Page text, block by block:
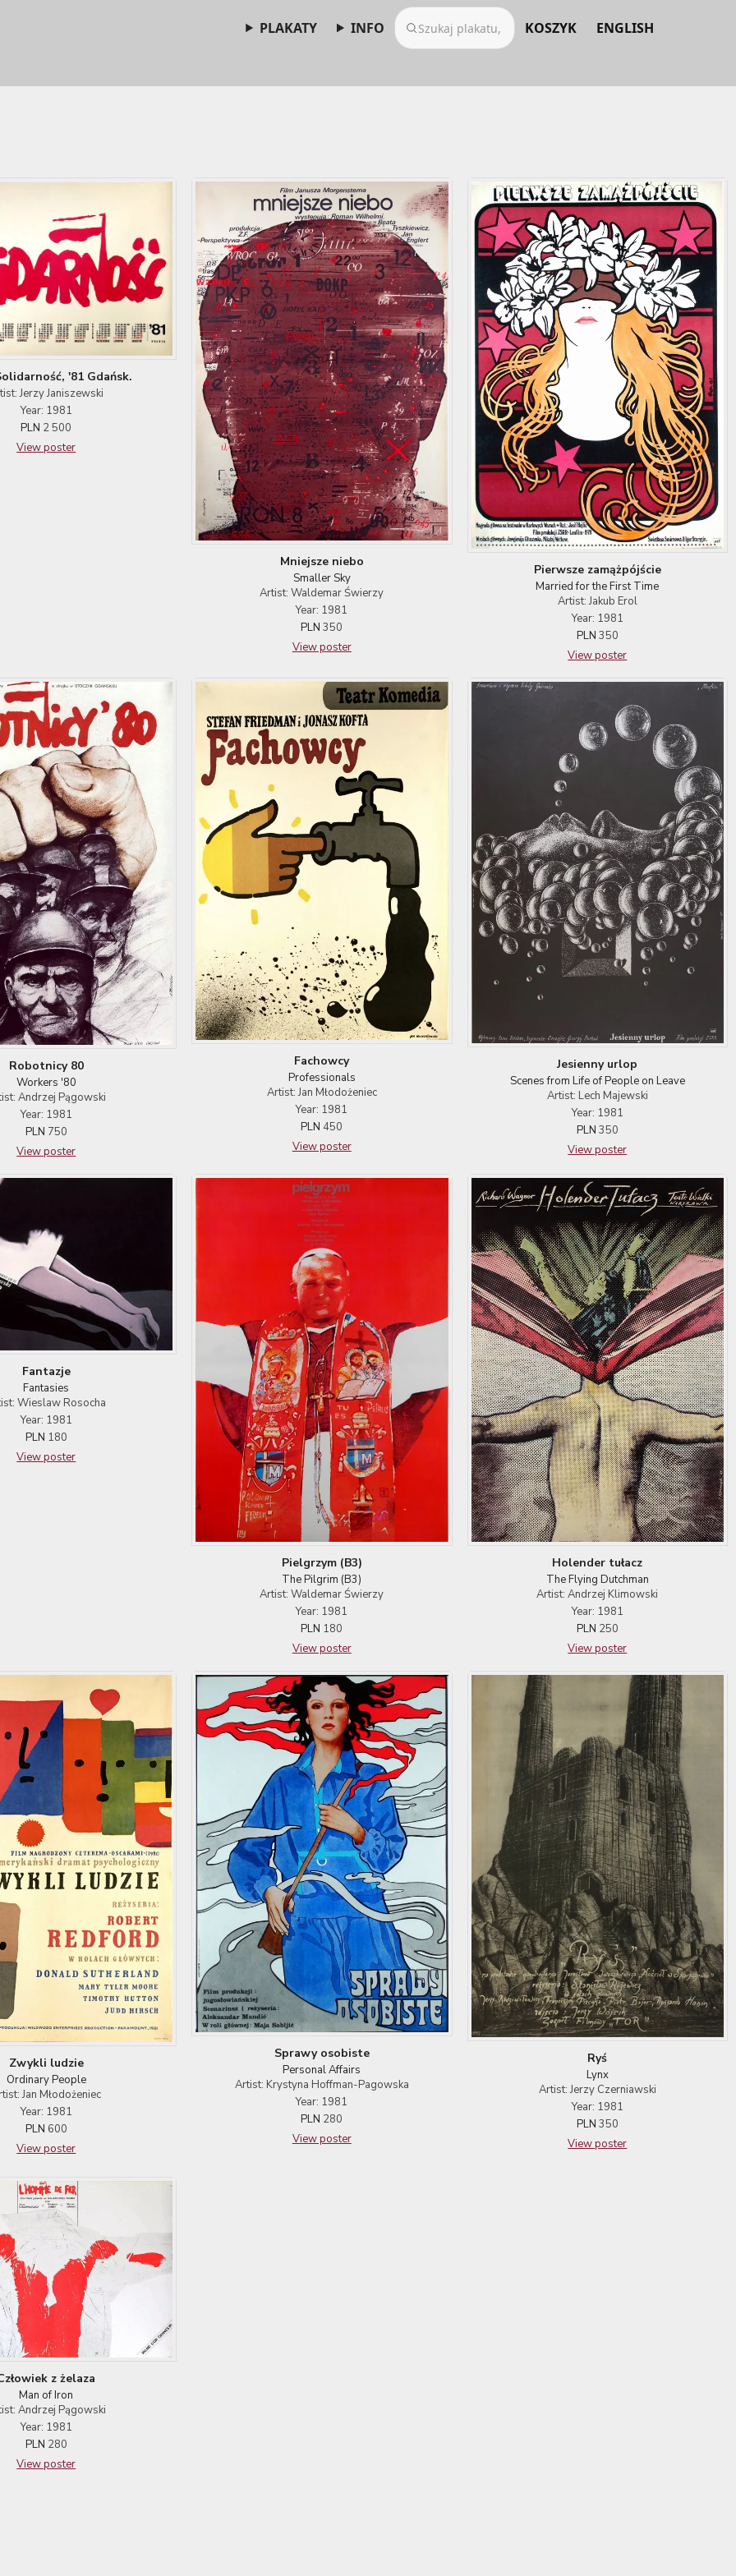
PLAKATY INFO KOSZYK ENGLISH
'81 Gdańsk.
Jerzy Janiszewski
Year: 1981
PLN 2 500
View poster
Mniejsze niebo
Smaller Sky
Artist: Waldemar Świerzy
Year: 1981
PLN 350
View poster
Pierwsze zamążpójście
Married for the First Time
Artist: Jakub Erol
Year: 1981
PLN 350
View poster
Robotnicy 80
Workers '80
Andrzej Pągowski
Year: 1981
PLN 750
View poster
Fachowcy
Professionals
Artist: Jan Młodożeniec
Year: 1981
PLN 450
View poster
Jesienny urlop
Scenes from Life of People on Leave
Artist: Lech Majewski
Year: 1981
PLN 350
View poster
Fantazje
Fantasies
Wieslaw Rosocha
Year: 1981
PLN 180
View poster
Pielgrzym (B3)
The Pilgrim (B3)
Artist: Waldemar Świerzy
Year: 1981
PLN 180
View poster
Holender tułacz
The Flying Dutchman
Artist: Andrzej Klimowski
Year: 1981
PLN 250
View poster
Zwykli ludzie
Ordinary People
Jan Młodożeniec
Year: 1981
PLN 600
View poster
Sprawy osobiste
Personal Affairs
Artist: Krystyna Hoffman-Pagowska
Year: 1981
PLN 280
View poster
Ryś
Lynx
Artist: Jerzy Czerniawski
Year: 1981
PLN 350
View poster
z żelaza
Man of Iron
Andrzej Pągowski
Year: 1981
PLN 280
View poster